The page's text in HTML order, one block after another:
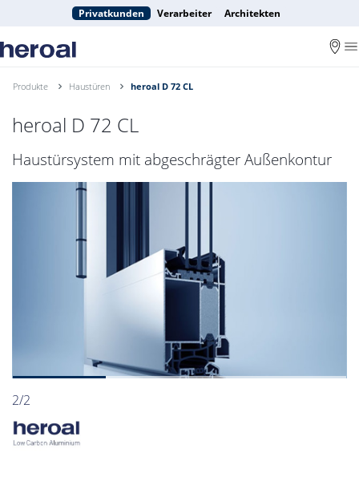
Privatkunden Verarbeiter Architekten
Produkte Haustüren heroal D 72 CL
heroal D 72 CL
Haustürsystem mit abgeschrägter Außenkontur
2/2